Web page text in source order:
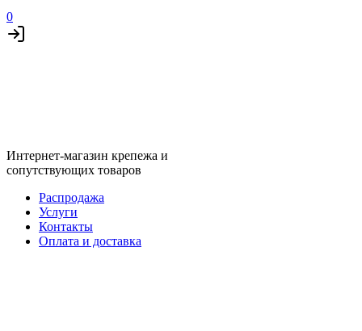
0
Интернет-магазин крепежа и
сопутствующих товаров
Распродажа
Услуги
Контакты
Оплата и доставка